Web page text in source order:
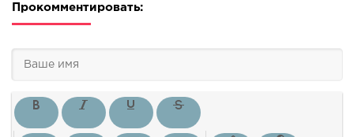
Прокомментировать: